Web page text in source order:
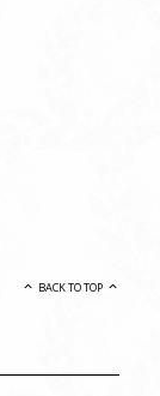
BACK TO TOP